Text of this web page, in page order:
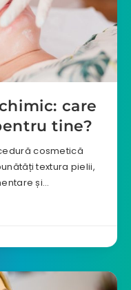
care
tine?
cosmetică
textura pielii,
și…